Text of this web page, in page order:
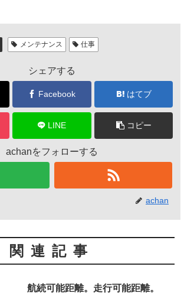
メンテナンス 仕事
シェアする
Facebook はてブ
LINE コピー
achanをフォローする
achan
関連記事
航続可能距離。走行可能距離。